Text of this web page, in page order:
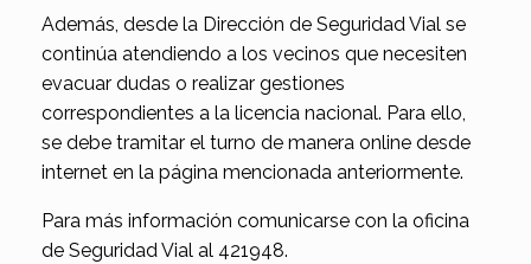
Además, desde la Dirección de Seguridad Vial se
continúa atendiendo a los vecinos que necesiten
evacuar dudas o realizar gestiones
correspondientes a la licencia nacional. Para ello,
se debe tramitar el turno de manera online desde
internet en la página mencionada anteriormente.
Para más información comunicarse con la oficina
de Seguridad Vial al 421948.